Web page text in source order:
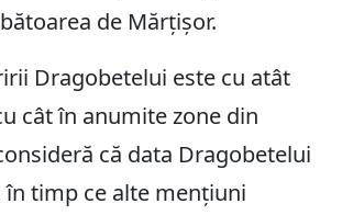
de Mărțișor.
Dragobetelui este cu atât
cât în anumite zone din
că data Dragobetelui
în timp ce alte mențiuni